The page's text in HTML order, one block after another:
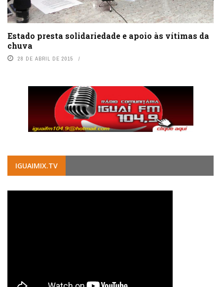
Estado presta solidariedade e apoio às vítimas da
chuva
28 DE ABRIL DE 2015
IGUAIMIX.TV